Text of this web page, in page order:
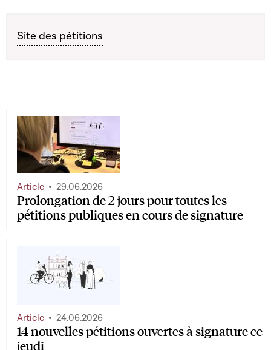
Site des pétitions
Prolongation de 2 jours pour toutes les
pétitions publiques en cours de signature
Article 29.06.2026
14 nouvelles pétitions ouvertes à signature ce
jeudi
Article 24.06.2026